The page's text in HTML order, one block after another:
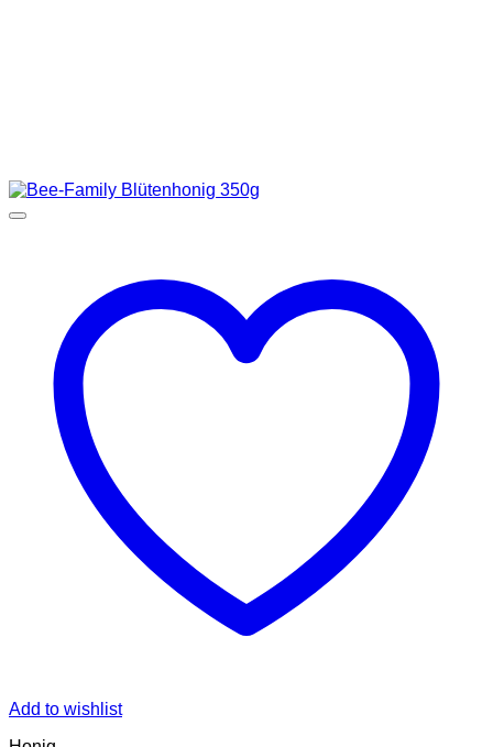
Add to wishlist